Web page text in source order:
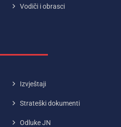
Vodiči i obrasci
Izvještaji
Strateški dokumenti
Odluke JN